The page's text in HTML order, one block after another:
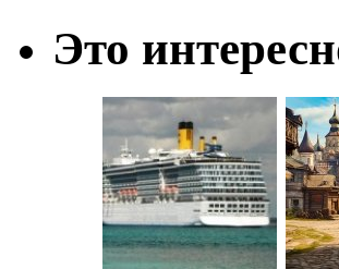
Это